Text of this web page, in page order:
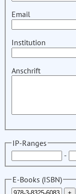
Email
Institution
Anschrift
IP-Ranges
-
E-Books (ISBN)